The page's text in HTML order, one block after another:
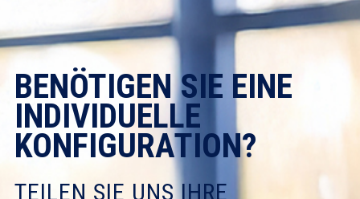
BENÖTIGEN SIE EINE
INDIVIDUELLE
KONFIGURATION?
TEILEN SIE UNS IHRE